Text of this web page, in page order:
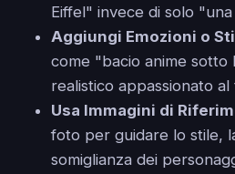
Eiffel" invece di solo
Aggiungi Emozioni o
come "bacio anime sotto
realistico appassionato
Usa Immagini di
foto per guidare lo stile,
somiglianza dei